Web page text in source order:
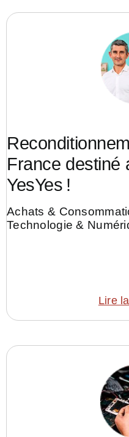
France destiné
YesYes !
Achats &
Technologie &
Lire